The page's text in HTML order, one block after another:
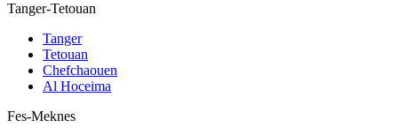
Tanger-Tetouan
Tanger
Tetouan
Chefchaouen
Al Hoceima
Fes-Meknes